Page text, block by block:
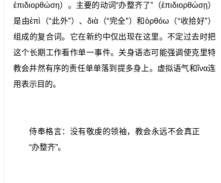
ἐπιδιορθώση）。主要的动词“办整齐了”（ἐπιδιορθώσῃ）
是由ἐπὶ（“此外”）、διὰ（“完全”）和ὀρθόω（“收拾好”）
组成的复合词。它在新约中仅出现在这里。不定过去时把
这个长期工作看作单一事件。关身语态可能强调使克里特
教会井然有序的责任单单落到提多身上。虚拟语气和ἵνα连
用表示目的。
侍奉格言： 没有敬虔的领袖，教会永远不会真正
“办整齐”。